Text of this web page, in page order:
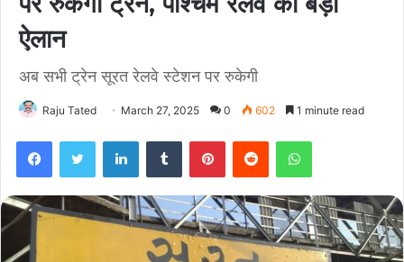
ऐलान
अब सभी ट्रेन सूरत रेलवे स्टेशन पर रुकेगी
Raju Tated March 27, 2025 0 602 1 minute read
FacebookTwitter LinkedInTumblr PinterestReddit WhatsApp